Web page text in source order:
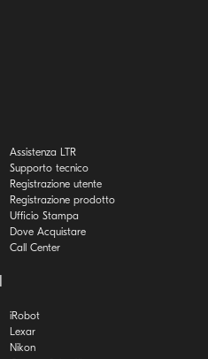
Assistenza LTR
Supporto tecnico
Registrazione utente
Registrazione prodotto
Ufficio Stampa
Dove Acquistare
Call Center
iRobot
Lexar
Nikon